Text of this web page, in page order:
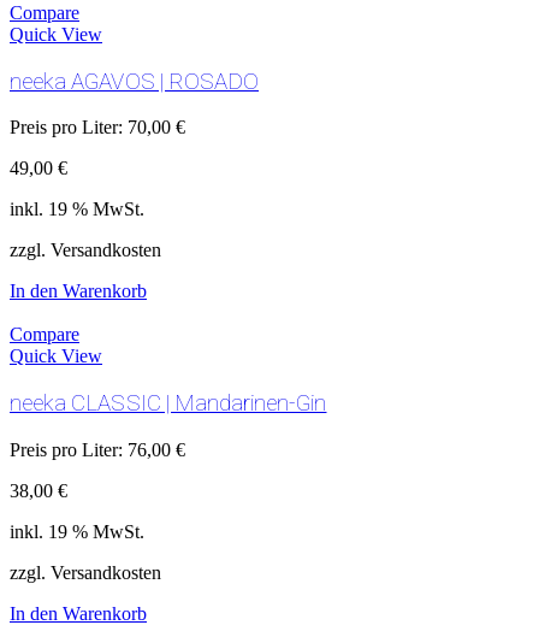
Compare
Quick View
neeka AGAVOS | ROSADO
Preis pro Liter: 70,00 €
49,00 €
inkl. 19 % MwSt.
zzgl. Versandkosten
In den Warenkorb
Compare
Quick View
neeka CLASSIC | Mandarinen-Gin
Preis pro Liter: 76,00 €
38,00 €
inkl. 19 % MwSt.
zzgl. Versandkosten
In den Warenkorb